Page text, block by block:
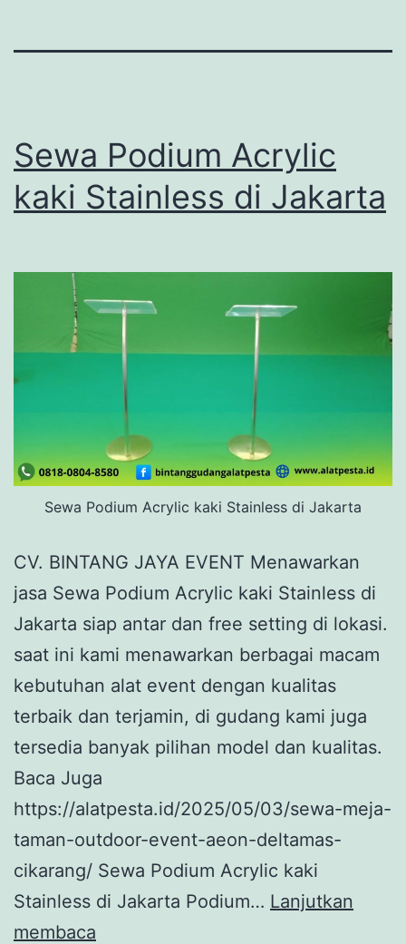
Sewa Podium Acrylic
kaki Stainless di Jakarta
Sewa Podium Acrylic kaki Stainless di Jakarta
CV. BINTANG JAYA EVENT Menawarkan
jasa Sewa Podium Acrylic kaki Stainless di
Jakarta siap antar dan free setting di lokasi.
saat ini kami menawarkan berbagai macam
kebutuhan alat event dengan kualitas
terbaik dan terjamin, di gudang kami juga
tersedia banyak pilihan model dan kualitas.
Baca Juga
https://alatpesta.id/2025/05/03/sewa-meja-
taman-outdoor-event-aeon-deltamas-
cikarang/ Sewa Podium Acrylic kaki
Stainless di Jakarta Podium… Lanjutkan
membaca